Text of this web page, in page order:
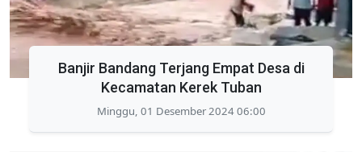
Banjir Bandang Terjang Empat Desa di
Kecamatan Kerek Tuban
Minggu, 01 Desember 2024 06:00